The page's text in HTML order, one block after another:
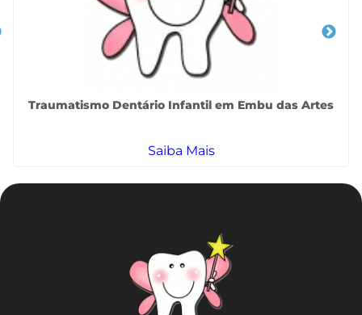
Traumatismo Dentário Infantil em Embu das Artes
Saiba Mais